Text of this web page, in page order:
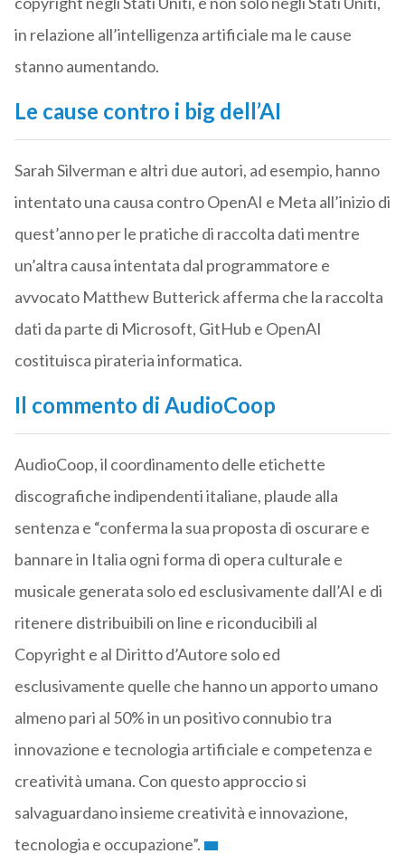
in relazione all’intelligenza artificiale ma le cause
stanno aumentando.
Le cause contro i big dell’AI
Sarah Silverman e altri due autori, ad esempio, hanno
intentato una causa contro OpenAI e Meta all’inizio di
quest’anno per le pratiche di raccolta dati mentre
un’altra causa intentata dal programmatore e
avvocato Matthew Butterick afferma che la raccolta
dati da parte di Microsoft, GitHub e OpenAI
costituisca pirateria informatica.
Il commento di AudioCoop
AudioCoop, il coordinamento delle etichette
discografiche indipendenti italiane, plaude alla
sentenza e “conferma la sua proposta di oscurare e
bannare in Italia ogni forma di opera culturale e
musicale generata solo ed esclusivamente dall’AI e di
ritenere distribuibili on line e riconducibili al
Copyright e al Diritto d’Autore solo ed
esclusivamente quelle che hanno un apporto umano
almeno pari al 50% in un positivo connubio tra
innovazione e tecnologia artificiale e competenza e
creatività umana. Con questo approccio si
salvaguardano insieme creatività e innovazione,
tecnologia e occupazione”.